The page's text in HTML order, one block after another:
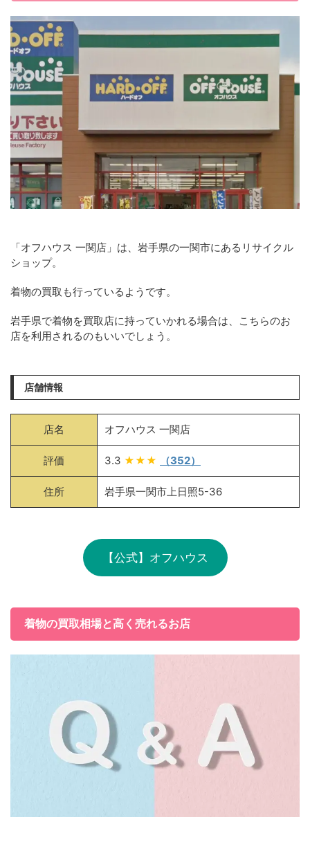
「オフハウス 一関店」は、岩手県の一関市にあるリサイクル
ショップ。
着物の買取も行っているようです。
岩手県で着物を買取店に持っていかれる場合は、こちらのお
店を利用されるのもいいでしょう。
店舗情報
店名 オフハウス 一関店
評価 3.3 ★★★ （352）
住所 岩手県一関市上日照5-36
【公式】オフハウス
着物の買取相場と高く売れるお店